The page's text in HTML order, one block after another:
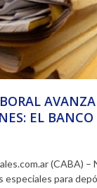
EL BANCO
NUEVAS
(CABA) –
especiales para